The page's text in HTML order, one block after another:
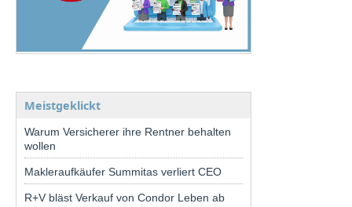
Meistgeklickt
Warum Versicherer ihre Rentner behalten
wollen
Makleraufkäufer Summitas verliert CEO
R+V bläst Verkauf von Condor Leben ab